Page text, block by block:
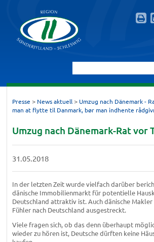
Presse > News aktuell > Umzug nach Dänemark -
man at flytte til Danmark, bør man indhente
Umzug nach Dänemark-Rat vor
31.05.2018
In der letzten Zeit wurde vielfach darüber
dänische Immobilienmarkt für potentielle
Deutschland attraktiv ist. Auch dänische Makler
Fühler nach Deutschland ausgestreckt.
Viele fragen sich, ob das denn überhaupt
wieder zu hören ist, Deutsche dürften keine